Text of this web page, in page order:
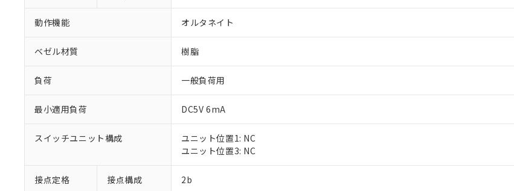
動作機能 オルタネイト
ベゼル材質 樹脂
負荷 一般負荷用
最小適用負荷 DC5V 6mA
スイッチユニット構成
ユニット位置1: NC
ユニット位置3: NC
接点定格 接点構成 2b
※1 対応状況
対応済み：EU RoHS指令（10物質）の非含有に対応した製品が提供可能な商
対応予定：EU RoHS指令（10物質）の非含有に対応した製品に切り替える予定
対応予定なし：EU RoHS指令（10物質）の非含有に非対応の商品で、対応品を